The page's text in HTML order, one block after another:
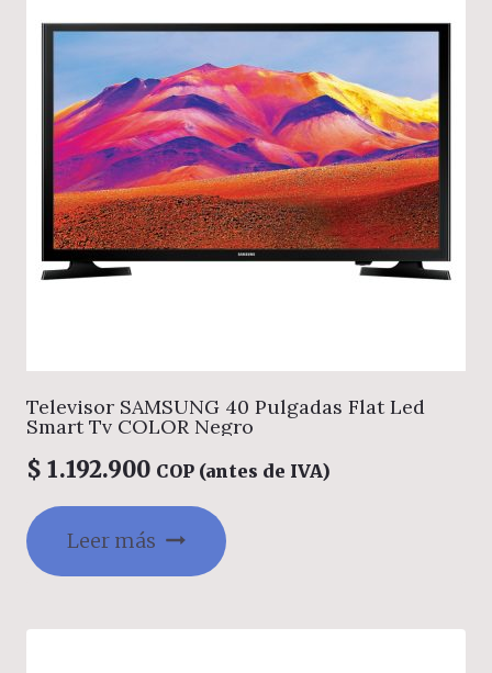
Televisor SAMSUNG 40 Pulgadas Flat Led
Smart Tv COLOR Negro
$ 1.192.900 COP (antes de IVA)
Leer más